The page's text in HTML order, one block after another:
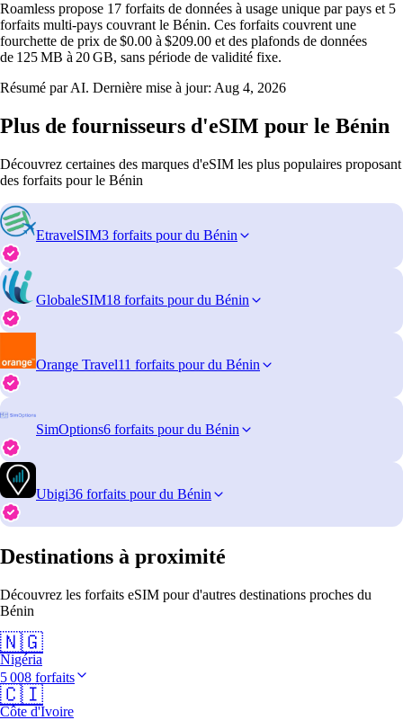
Roamless propose 17 forfaits de données à usage unique par pays et 5
forfaits multi‑pays couvrant le Bénin. Ces forfaits couvrent une
fourchette de prix de $0.00 à $209.00 et des plafonds de données
de 125 MB à 20 GB, sans période de validité fixe.
Résumé par AI. Dernière mise à jour: Aug 4, 2026
Plus de fournisseurs d'eSIM pour le Bénin
Découvrez certaines des marques d'eSIM les plus populaires proposant
des forfaits pour le Bénin
EtravelSIM3 forfaits pour du Bénin
GlobaleSIM18 forfaits pour du Bénin
Orange Travel11 forfaits pour du Bénin
SimOptions6 forfaits pour du Bénin
Ubigi36 forfaits pour du Bénin
Destinations à proximité
Découvrez les forfaits eSIM pour d'autres destinations proches du
Bénin
🇳🇬
Nigéria
5 008 forfaits
🇨🇮
Côte d'Ivoire